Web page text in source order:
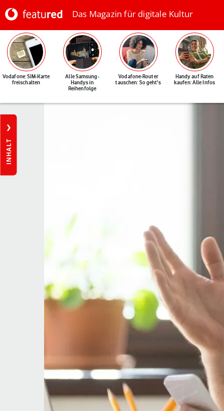
Das Magazin für digitale Kultur
Vodafone: SIM-Karte
freischalten
Alle Samsung-
Handys in
Reihenfolge
Vodafone-Router
tauschen: So geht's
Handy auf Raten
kaufen: Alle Infos
INHALT